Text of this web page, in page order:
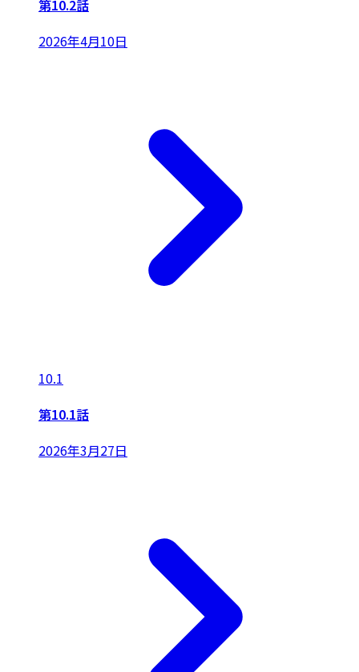
第10.2話
2026年4月10日
10.1
第10.1話
2026年3月27日